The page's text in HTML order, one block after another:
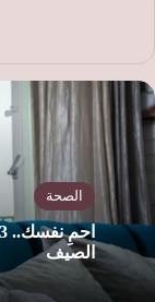
الصحة
الصيف